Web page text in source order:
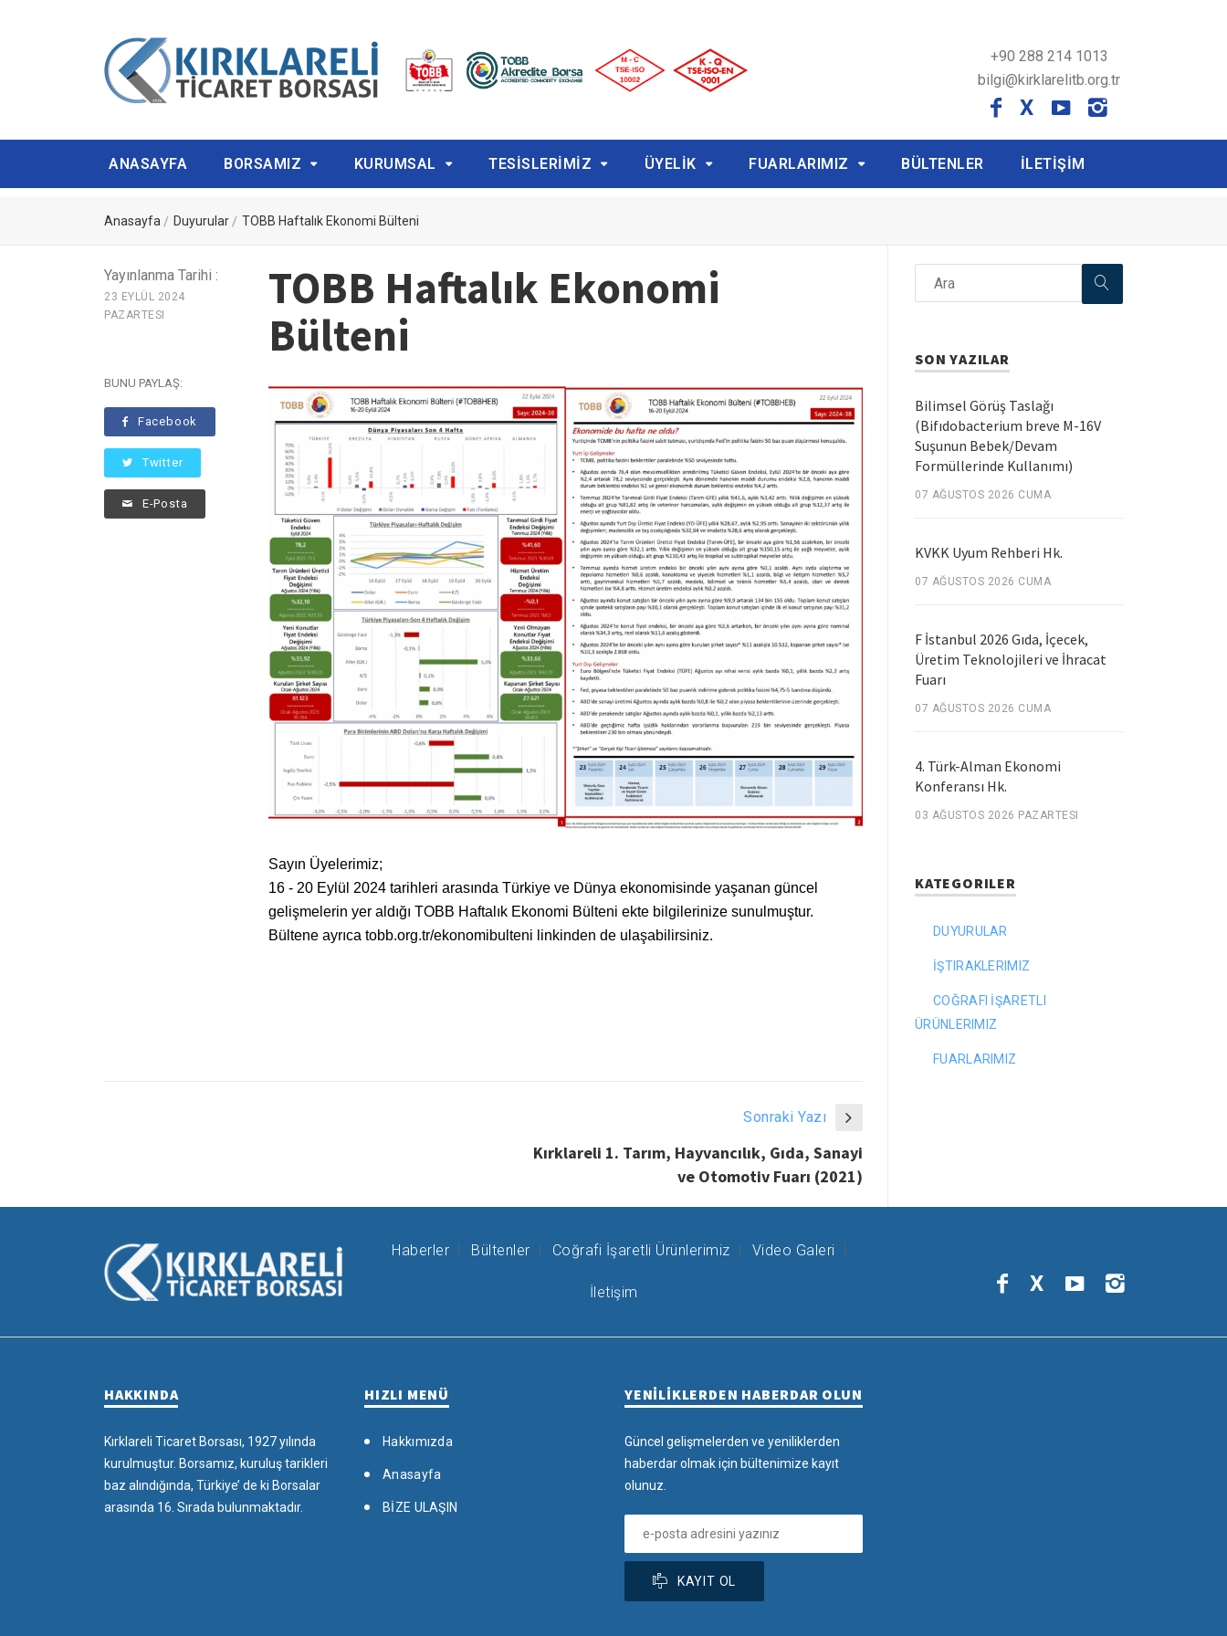
+90 288 214 1013
bilgi@kirklarelitb.org.tr
X
ANASAYFA BORSAMIZ KURUMSAL TESİSLERİMİZ ÜYELİK FUARLARIMIZ BÜLTENLER İLETİŞİM
Anasayfa Duyurular TOBB Haftalık Ekonomi Bülteni
Yayınlanma Tarihi :
23 EYLÜL 2024
PAZARTESI
BUNU PAYLAŞ:
Facebook
Twitter
E-Posta
TOBB Haftalık Ekonomi
Bülteni
Sayın Üyelerimiz;
16 - 20 Eylül 2024 tarihleri arasında Türkiye ve Dünya ekonomisinde yaşanan güncel
gelişmelerin yer aldığı TOBB Haftalık Ekonomi Bülteni ekte bilgilerinize sunulmuştur.
Bültene ayrıca tobb.org.tr/ekonomibulteni linkinden de ulaşabilirsiniz.
Sonraki Yazı
Kırklareli 1. Tarım, Hayvancılık, Gıda, Sanayi
ve Otomotiv Fuarı (2021)
SON YAZILAR
Bilimsel Görüş Taslağı
(Bifıdobacterium breve M-16V
Suşunun Bebek/Devam
Formüllerinde Kullanımı)
07 AĞUSTOS 2026 CUMA
KVKK Uyum Rehberi Hk.
07 AĞUSTOS 2026 CUMA
F İstanbul 2026 Gıda, İçecek,
Üretim Teknolojileri ve İhracat
Fuarı
07 AĞUSTOS 2026 CUMA
4. Türk-Alman Ekonomi
Konferansı Hk.
03 AĞUSTOS 2026 PAZARTESI
KATEGORILER
DUYURULAR
İŞTIRAKLERIMIZ
COĞRAFI İŞARETLI
ÜRÜNLERIMIZ
FUARLARIMIZ
Haberler Bültenler Coğrafi İşaretli Ürünlerimiz Video Galeri
İletişim X
HAKKINDA
Kırklareli Ticaret Borsası, 1927 yılında
kurulmuştur. Borsamız, kuruluş tarikleri
baz alındığında, Türkiye’ de ki Borsalar
arasında 16. Sırada bulunmaktadır.
HIZLI MENÜ
Hakkımızda
Anasayfa
BİZE ULAŞIN
YENİLİKLERDEN HABERDAR OLUN
Güncel gelişmelerden ve yeniliklerden
haberdar olmak için bültenimize kayıt
olunuz.
KAYIT OL